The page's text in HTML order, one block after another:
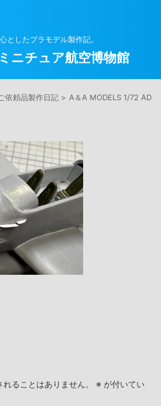
としたプラモデル製作記。
ニチュア航空博物館
ご依頼品製作日記 > A＆A MODELS 1/72 AD-
ることはありません。 ※ が付いてい